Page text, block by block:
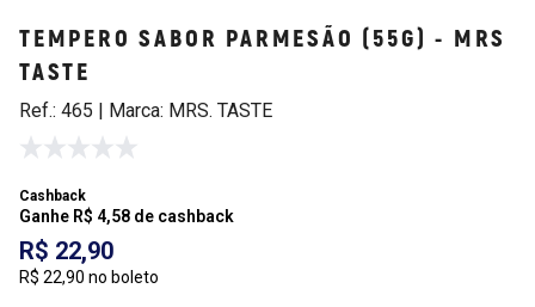
TEMPERO SABOR PARMESÃO (55G) - MRS
TASTE
Ref.: 465 | Marca: MRS. TASTE
Cashback
Ganhe R$ 4,58 de cashback
R$ 22,90
R$ 22,90 no boleto